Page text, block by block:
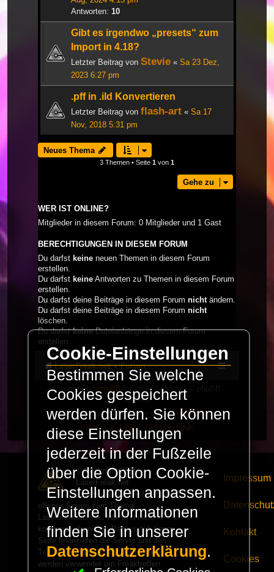
Antworten: 10
Gibt es irgendwo „presets“ zum
Import in 4.18?
Letzter Beitrag von Stevie « Sa 23 Dez,
2023 6:27 pm
.pff in .ild Konvertieren
Letzter Beitrag von flash-art « Sa 17
Nov, 2018 5:31 pm
Neues Thema
3 Themen • Seite 1 von 1
Gehe zu
WER IST ONLINE?
Mitglieder in diesem Forum: 0 Mitglieder und 1 Gast
BERECHTIGUNGEN IN DIESEM FORUM
Du darfst keine neuen Themen in diesem Forum
erstellen.
Du darfst keine Antworten zu Themen in diesem Forum
erstellen.
Du darfst deine Beiträge in diesem Forum nichtändern.
Du darfst deine Beiträge in diesem Forum nicht
löschen.
Du darfstkeineDateianhänge in diesem Forum
erstellen.
LaserFreak.net Forum
Powered by phpBB
® Forum Software © phpBB
Limited
Deutsche Übersetzung durchphpBB.de
PRIVACY_LINK| TERMS_LINK
© Copyright 2025 -
LaserFreak.net
LaserFreak ist ein freies und
offenes Forum zum Thema
Lasershowtechnik. Wir sind nicht
kommerziell und die Banner auf dieser
Seite finanzieren die Server und den
Traffic. Einnahmen von Fan Artikeln
werden verwendet um Freaktreffen
Impressum
Kontakt
Cookies
Cookie-Einstellungen
Bestimmen Sie welche
Cookies gespeichert
werden dürfen. Sie können
diese Einstellungen
jederzeit in der Fußzeile
über die Option Cookie-
Einstellungen anpassen.
Weitere Informationen
finden Sie in unserer
Datenschutzerklärung.